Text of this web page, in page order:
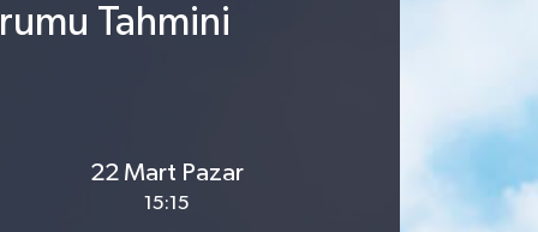
Tahmini
22 Mart Pazar
15:15